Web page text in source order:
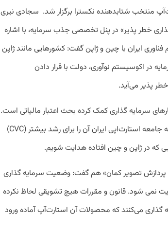
منتخب شتابدهنده نکسترا برگزار شد. سجادی نیری
خطر پذیر» در پنل تخصصی جذب سرمایه، با اشاره
ایران با چین و ژاپن گفت: کشورهایی مانند ژاپن
در اکوسیستم نوآوری، دولت با قرار دادن
پذیر می‌آید.
سرمایه گذاری کمک کرده بحث اعتبار مالیاتی است.
استارت‌اپی ایران آن را برای رشد بیشتر(CVC)
که در ژاپن و چین افتاده هدایت شویم.
تصویر کمان» هم گفت: وضعیت سرمایه گذاری
نمی شود. قانون و مقررات هیچ تشویقی لحاظ نکرده
می‌کنند که محصولات آن استارت‌آپ آماده ورود